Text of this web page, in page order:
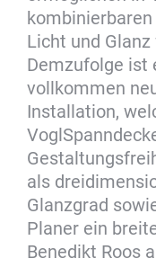
Licht und
Demzufolge ist
vollkommen
Installation,
als
Glanzgrad
Planer ein
Benedikt Roos